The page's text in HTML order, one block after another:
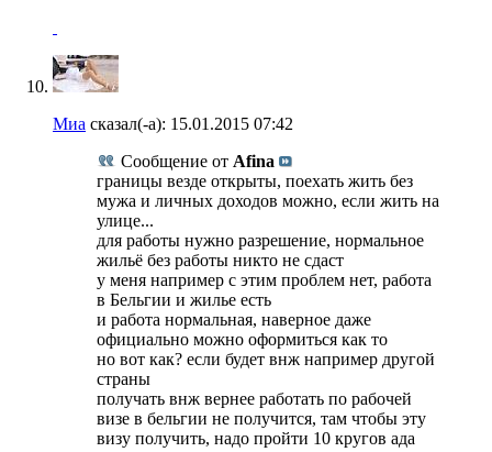
Миа сказал(-а): 15.01.2015 07:42
Сообщение от Afina
границы везде открыты, поехать жить без
мужа и личных доходов можно, если жить на
улице...
для работы нужно разрешение, нормальное
жильё без работы никто не сдаст
у меня например с этим проблем нет, работа
в Бельгии и жилье есть
и работа нормальная, наверное даже
официально можно оформиться как то
но вот как? если будет внж например другой
страны
получать внж вернее работать по рабочей
визе в бельгии не получится, там чтобы эту
визу получить, надо пройти 10 кругов ада